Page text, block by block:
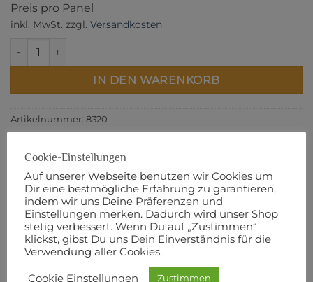
Preis pro Panel
inkl. MwSt. zzgl. Versandkosten
Best Day Ever - Typewriter Panel Menge
IN DEN WARENKORB
Artikelnummer: 8320
BESCHREIBUNG
ZUSÄTZLICHE INFORMATIONEN
PRODUKTSICHERHEIT
Panelgröße: 110 cm x 90 cm
Cookie-Einstellungen
Auf unserer Webseite benutzen wir Cookies um
Dir eine bestmögliche Erfahrung zu garantieren,
indem wir uns Deine Präferenzen und
Einstellungen merken. Dadurch wird unser Shop
stetig verbessert. Wenn Du auf „Zustimmen“
klickst, gibst Du uns Dein Einverständnis für die
Verwendung aller Cookies.
Cookie Einstellungen Zustimmen